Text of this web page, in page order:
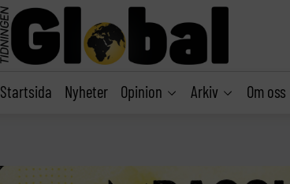
Startsida Nyheter Opinion Arkiv Om oss